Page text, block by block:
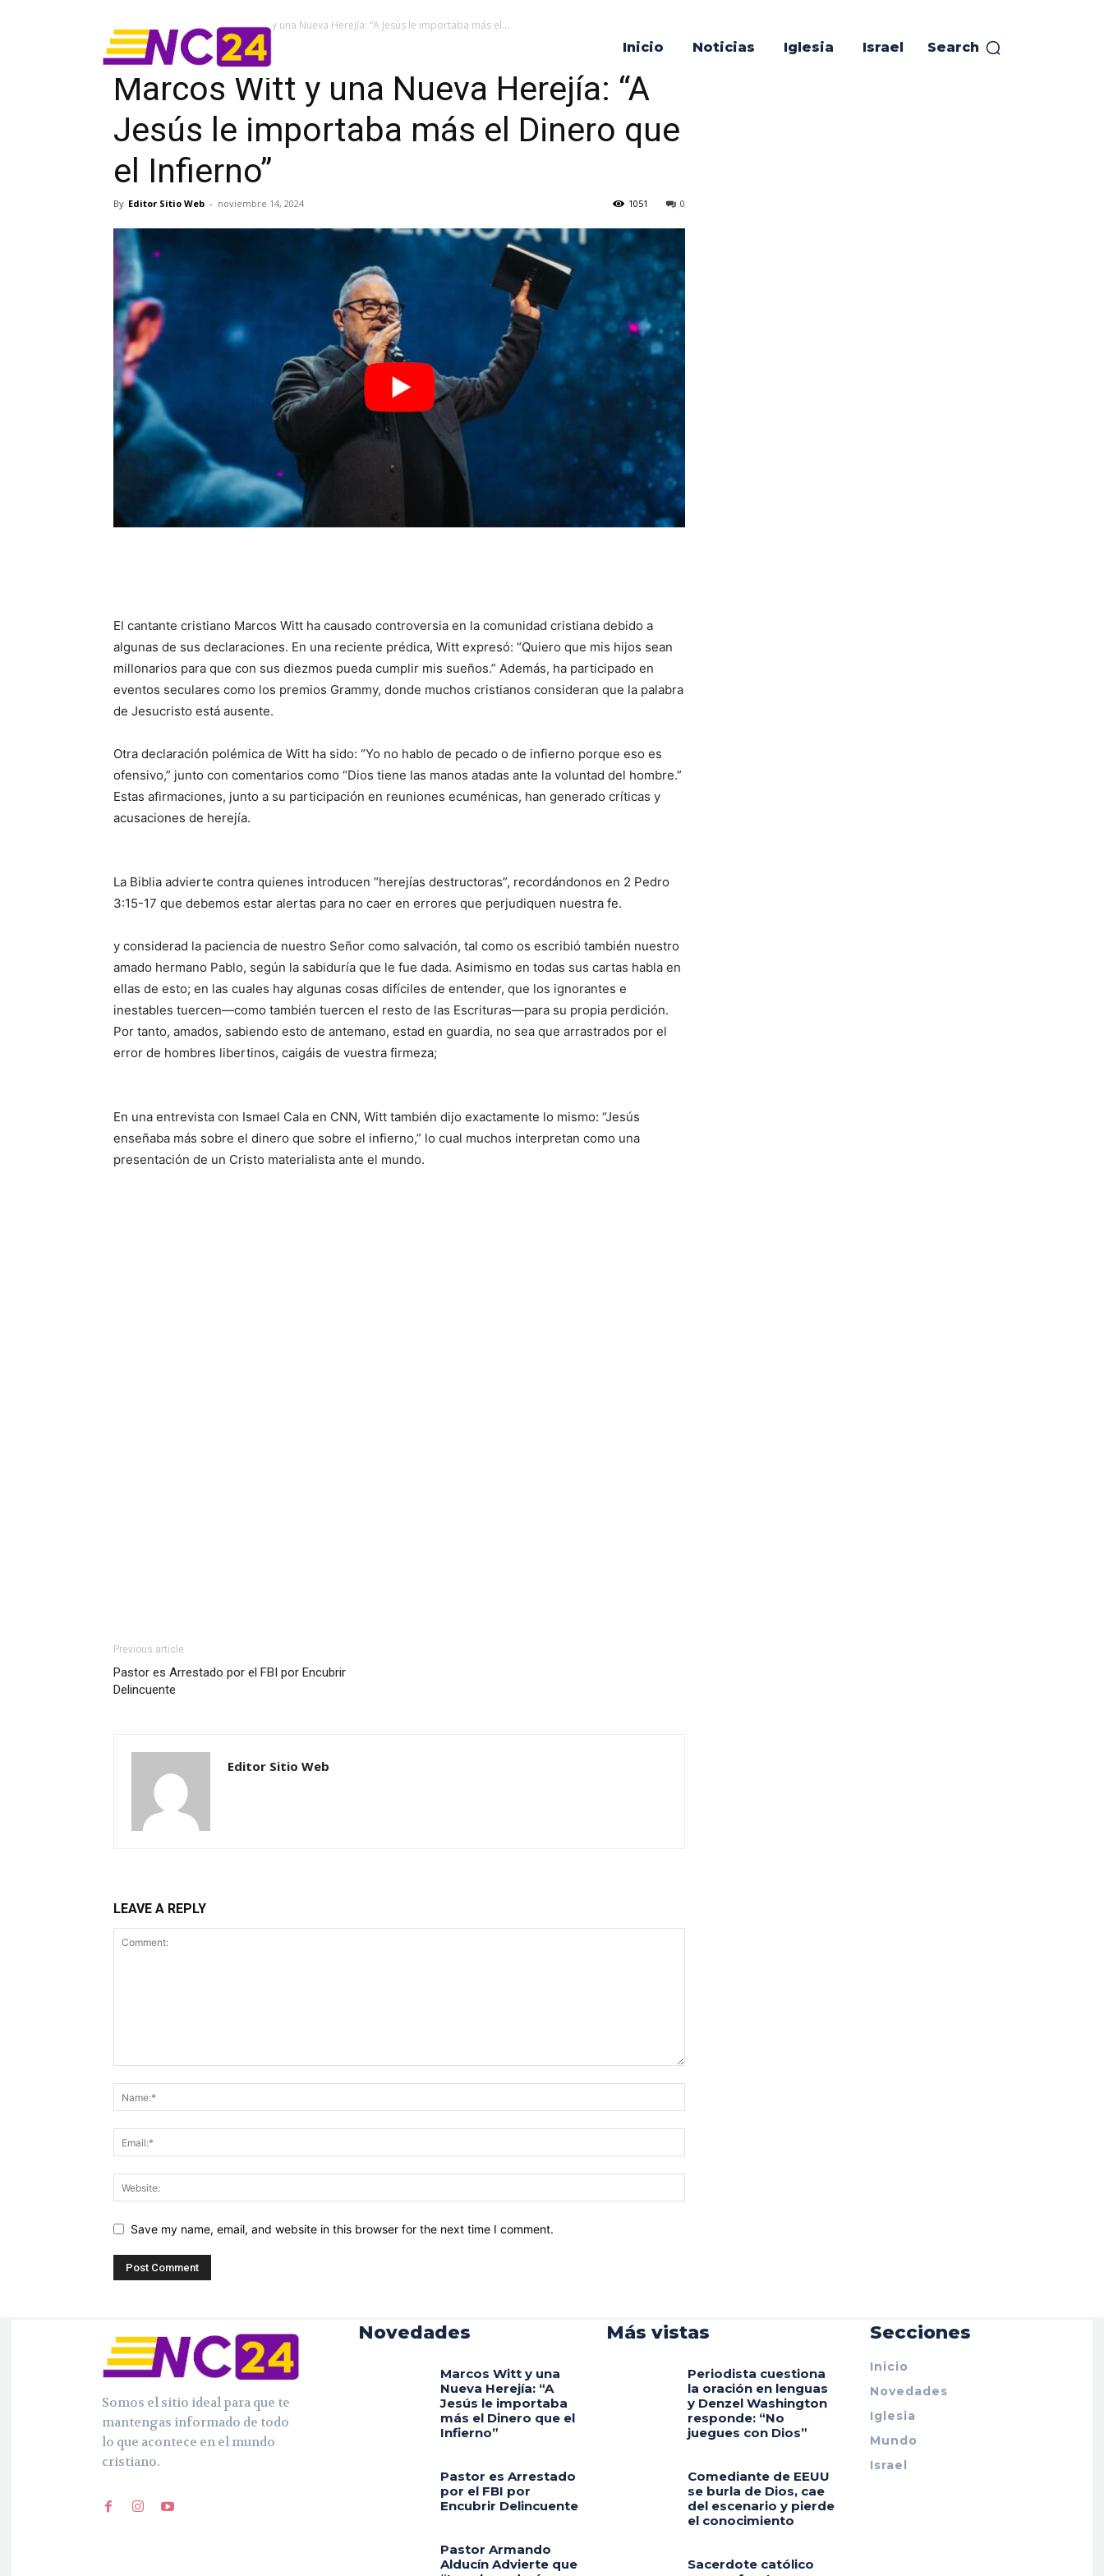
Inicio Noticias Iglesia Israel Search
Breaking Marcos Witt y una Nueva Herejía: “A Jesús le importaba más el...
Breaking Iglesia Mundo
Marcos Witt y una Nueva Herejía: “A
Jesús le importaba más el Dinero que
el Infierno”
By Editor Sitio Web - noviembre 14, 2024 0
1051
El cantante cristiano Marcos Witt ha causado controversia en la comunidad cristiana debido a
algunas de sus declaraciones. En una reciente prédica, Witt expresó: “Quiero que mis hijos sean
millonarios para que con sus diezmos pueda cumplir mis sueños.” Además, ha participado en
eventos seculares como los premios Grammy, donde muchos cristianos consideran que la palabra
de Jesucristo está ausente.
Otra declaración polémica de Witt ha sido: “Yo no hablo de pecado o de infierno porque eso es
ofensivo,” junto con comentarios como “Dios tiene las manos atadas ante la voluntad del hombre.”
Estas afirmaciones, junto a su participación en reuniones ecuménicas, han generado críticas y
acusaciones de herejía.
La Biblia advierte contra quienes introducen “herejías destructoras”, recordándonos en 2 Pedro
3:15-17 que debemos estar alertas para no caer en errores que perjudiquen nuestra fe.
y considerad la paciencia de nuestro Señor como salvación, tal como os escribió también nuestro
amado hermano Pablo, según la sabiduría que le fue dada. Asimismo en todas sus cartas habla en
ellas de esto; en las cuales hay algunas cosas difíciles de entender, que los ignorantes e
inestables tuercen—como también tuercen el resto de las Escrituras—para su propia perdición.
Por tanto, amados, sabiendo esto de antemano, estad en guardia, no sea que arrastrados por el
error de hombres libertinos, caigáis de vuestra firmeza;
En una entrevista con Ismael Cala en CNN, Witt también dijo exactamente lo mismo: “Jesús
enseñaba más sobre el dinero que sobre el infierno,” lo cual muchos interpretan como una
presentación de un Cristo materialista ante el mundo.
Previous article
Pastor es Arrestado por el FBI por Encubrir
Delincuente
Editor Sitio Web
LEAVE A REPLY
Save my name, email, and website in this browser for the next time I comment.
Somos el sitio ideal para que te
mantengas informado de todo
lo que acontece en el mundo
cristiano.
Novedades
Marcos Witt y una
Nueva Herejía: “A
Jesús le importaba
más el Dinero que el
Infierno”
Pastor es Arrestado
por el FBI por
Encubrir Delincuente
Pastor Armando
Alducín Advierte que
Más vistas
Periodista cuestiona
la oración en lenguas
y Denzel Washington
responde: “No
juegues con Dios”
Comediante de EEUU
se burla de Dios, cae
del escenario y pierde
el conocimiento
Sacerdote católico
Secciones
Inicio
Novedades
Iglesia
Mundo
Israel